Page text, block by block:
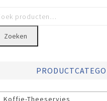
Zoeken
Koffie-Theeservies